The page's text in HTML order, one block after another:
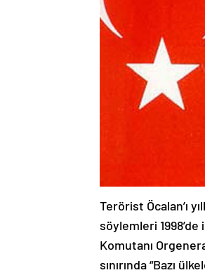
Terörist Öcalan’ı
söylemleri
Komutanı
sınırında “Bazı